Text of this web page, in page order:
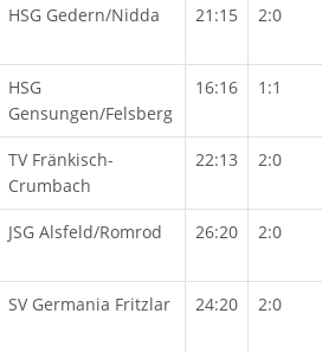
HSG Gedern/Nidda 21:15 2:0
HSG
Gensungen/Felsberg
16:16 1:1
TV Fränkisch-
Crumbach
22:13 2:0
JSG Alsfeld/Romrod 26:20 2:0
SV Germania Fritzlar 24:20 2:0